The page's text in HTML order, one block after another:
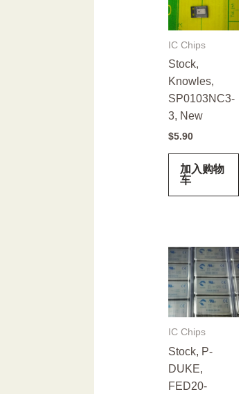
IC Chips
Stock,
Knowles,
SP0103NC3-
3, New
$5.90
加入购物
车
IC Chips
Stock, P-
DUKE,
FED20-